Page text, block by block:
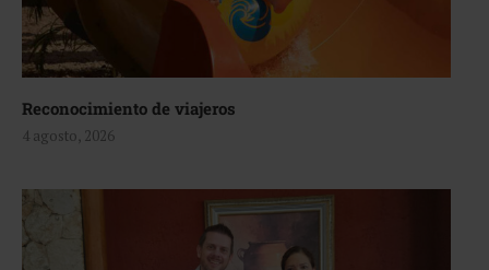
Reconocimiento de viajeros
4 agosto, 2026